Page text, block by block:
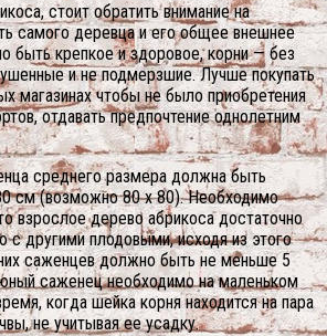
стоит обратить внимание на
самого деревца и его общее внешнее
быть крепкое и здоровое, корни — без
и не подмерзшие. Лучше покупать
магазинах чтобы не было приобретения
отдавать предпочтение однолетним
среднего размера должна быть
см (возможно 80 х 80). Необходимо
взрослое дерево абрикоса достаточно
с другими плодовыми, исходя из этого
саженцев должно быть не меньше 5
саженец необходимо на маленьком
когда шейка корня находится на пара
не учитывая ее усадку.